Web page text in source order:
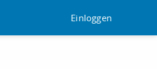
Einloggen